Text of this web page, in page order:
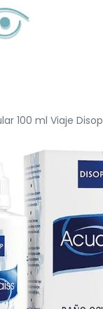
100 ml Viaje Disop